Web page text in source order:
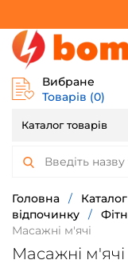
Вибране
Товарів (0)
Каталог товарів
Головна / Каталог
відпочинку
/
Масажні м'ячі
Масажні м'ячі